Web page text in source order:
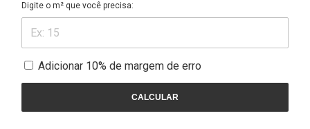
Digite o m² que você precisa:
Adicionar 10% de margem de erro
CALCULAR